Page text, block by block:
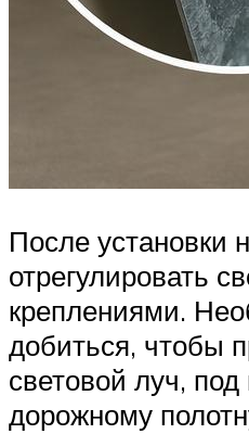
После установки
отрегулировать
креплениями.
добиться, чтобы
световой луч,
дорожному